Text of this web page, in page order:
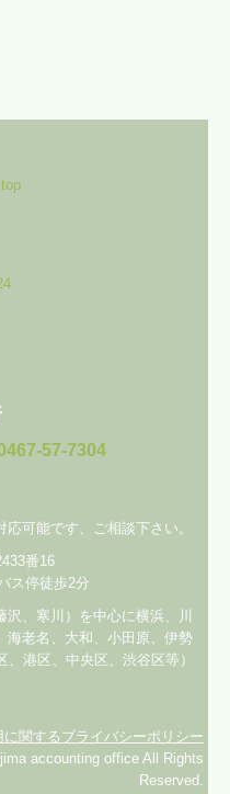
57-7304
可能です、
ご相談下さい。
番16
ス停徒歩2分
、寒川）を中心に横浜、川
海老名、大和、小田原、伊勢
港区、中央区、渋谷区等）
関するプライバシーポリシー
accounting office All Rights
Reserved.